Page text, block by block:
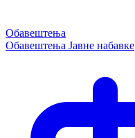
Обавештења
Обавештења Јавне набавке